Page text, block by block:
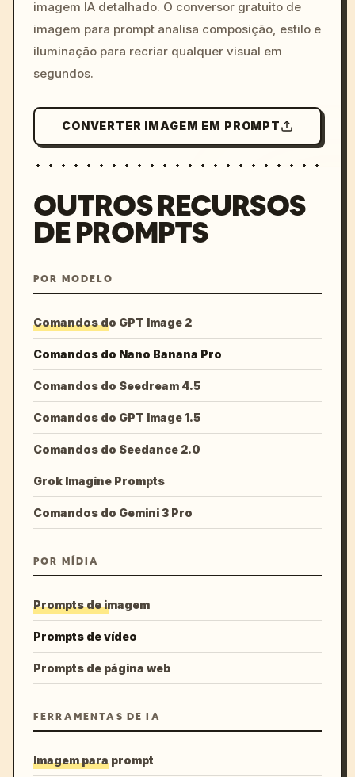
imagem IA detalhado. O conversor gratuito de
imagem para prompt analisa composição, estilo e
iluminação para recriar qualquer visual em
segundos.
CONVERTER IMAGEM EM PROMPT
OUTROS RECURSOS
DE PROMPTS
POR MODELO
Comandos do GPT Image 2
Comandos do Nano Banana Pro
Comandos do Seedream 4.5
Comandos do GPT Image 1.5
Comandos do Seedance 2.0
Grok Imagine Prompts
Comandos do Gemini 3 Pro
POR MÍDIA
Prompts de imagem
Prompts de vídeo
Prompts de página web
FERRAMENTAS DE IA
Imagem para prompt